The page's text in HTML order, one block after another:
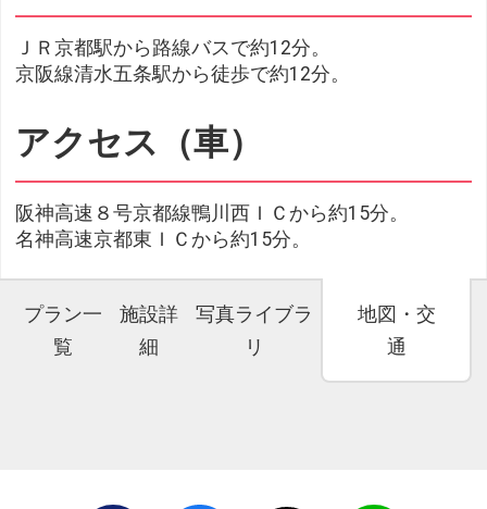
ＪＲ京都駅から路線バスで約12分。
京阪線清水五条駅から徒歩で約12分。
アクセス（車）
阪神高速８号京都線鴨川西ＩＣから約15分。
名神高速京都東ＩＣから約15分。
プラン一
覧
施設詳
細
写真ライブラ
リ
地図・交
通